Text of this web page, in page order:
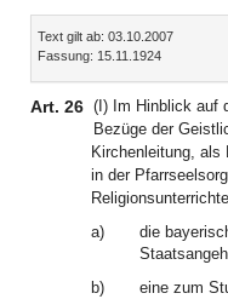
Inhalt
Text gilt ab: 03.10.2007
Fassung: 15.11.1924
Art. 26 (I) Im Hinblick auf
Bezüge der
Kirchenleitung, als
in der
a)
die
b)
eine zum